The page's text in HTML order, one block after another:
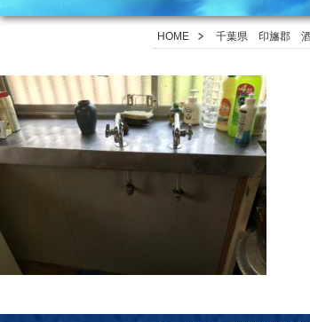
HOME 千葉県 印旛郡